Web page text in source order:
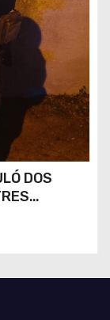
DOS